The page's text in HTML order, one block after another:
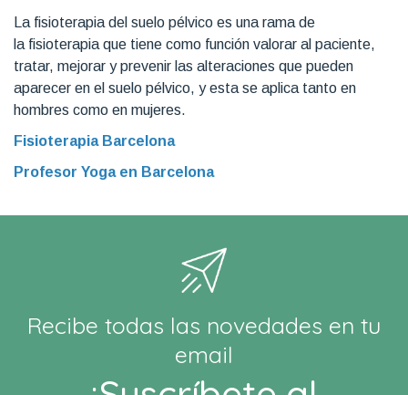
La fisioterapia del suelo pélvico es una rama de
la fisioterapia que tiene como función valorar al paciente,
tratar, mejorar y prevenir las alteraciones que pueden
aparecer en el suelo pélvico, y esta se aplica tanto en
hombres como en mujeres.
Fisioterapia Barcelona
Profesor Yoga en Barcelona
Recibe todas las novedades en tu
email